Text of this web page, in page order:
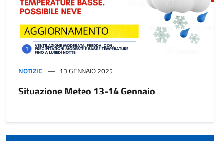
NOTIZIE 13 GENNAIO 2025
Situazione Meteo 13-14 Gennaio